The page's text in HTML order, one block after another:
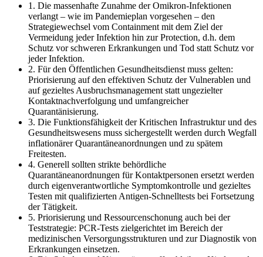
1. Die massenhafte Zunahme der Omikron-Infektionen
verlangt – wie im Pandemieplan vorgesehen – den
Strategiewechsel vom Containment mit dem Ziel der
Vermeidung jeder Infektion hin zur Protection, d.h. dem
Schutz vor schweren Erkrankungen und Tod statt Schutz vor
jeder Infektion.
2. Für den Öffentlichen Gesundheitsdienst muss gelten:
Priorisierung auf den effektiven Schutz der Vulnerablen und
auf gezieltes Ausbruchsmanagement statt ungezielter
Kontaktnachverfolgung und umfangreicher
Quarantänisierung.
3. Die Funktionsfähigkeit der Kritischen Infrastruktur und des
Gesundheitswesens muss sichergestellt werden durch Wegfall
inflationärer Quarantäneanordnungen und zu spätem
Freitesten.
4. Generell sollten strikte behördliche
Quarantäneanordnungen für Kontaktpersonen ersetzt werden
durch eigenverantwortliche Symptomkontrolle und gezieltes
Testen mit qualifizierten Antigen-Schnelltests bei Fortsetzung
der Tätigkeit.
5. Priorisierung und Ressourcenschonung auch bei der
Teststrategie: PCR-Tests zielgerichtet im Bereich der
medizinischen Versorgungsstrukturen und zur Diagnostik von
Erkrankungen einsetzen.